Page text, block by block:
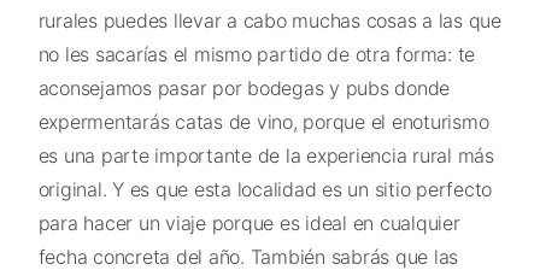
rurales puedes llevar a cabo muchas cosas a las que
no les sacarías el mismo partido de otra forma: te
aconsejamos pasar por bodegas y pubs donde
expermentarás catas de vino, porque el enoturismo
es una parte importante de la experiencia rural más
original. Y es que esta localidad es un sitio perfecto
para hacer un viaje porque es ideal en cualquier
fecha concreta del año. También sabrás que las